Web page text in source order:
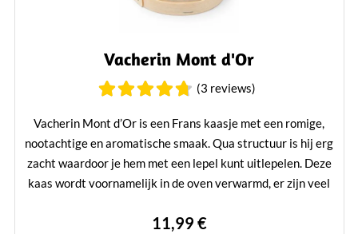
Vacherin Mont d'Or
(3 reviews)
Vacherin Mont d’Or is een Frans kaasje met een romige,
nootachtige en aromatische smaak. Qua structuur is hij erg
zacht waardoor je hem met een lepel kunt uitlepelen. Deze
kaas wordt voornamelijk in de oven verwarmd, er zijn veel
Mehr erfahren
11,99 €